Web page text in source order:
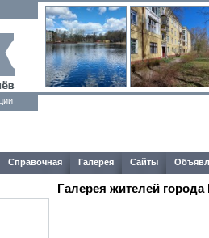
Справочная Галерея Сайты
Галерея жителей города